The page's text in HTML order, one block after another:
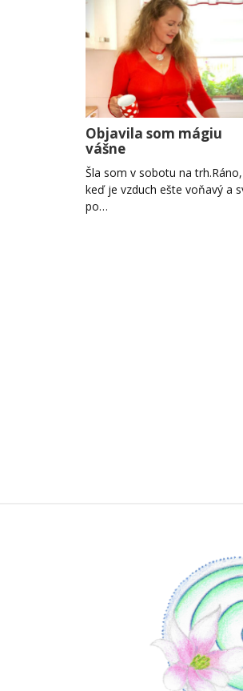
Objavila som mágiu
vášne
Šla som v sobotu na trh.Ráno,
keď je vzduch ešte voňavý a
po…